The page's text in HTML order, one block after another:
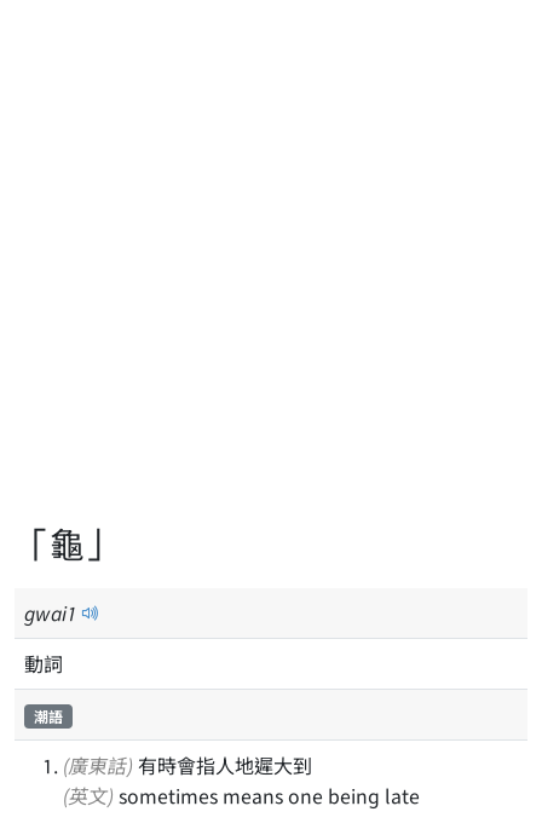
「龜」
gwai1
動詞
潮語
(廣東話) 有時會指人地遲大到
(英文) sometimes means one being late